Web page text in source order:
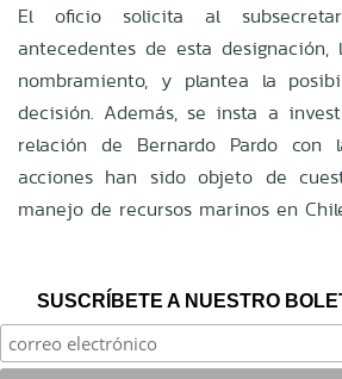
El oficio solicita al
antecedentes de esta
nombramiento, y plantea la
decisión. Además, se insta a
relación de Bernardo Pardo con
acciones han sido objeto de
manejo de recursos marinos en
SUSCRÍBETE A NUESTRO